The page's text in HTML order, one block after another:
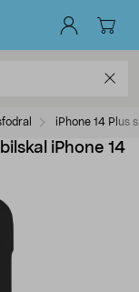
iPhone 14 Plus
iPhone 14